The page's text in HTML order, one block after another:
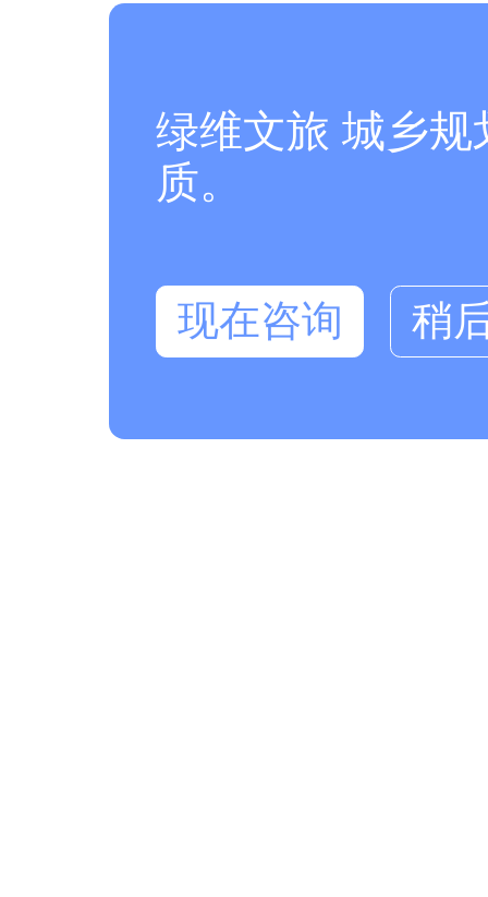
绿维文旅 城乡
质。
现在咨询 稍